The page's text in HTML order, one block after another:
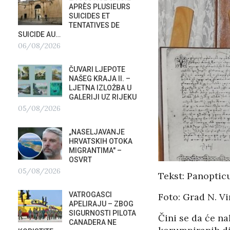
Tekst:
Foto: Grad N.
Čini se da će
APRÈS PLUSIEURS
SUICIDES ET
TENTATIVES DE
SUICIDE AU…
06/08/2026
ČUVARI LJEPOTE
NAŠEG KRAJA II. –
LJETNA IZLOŽBA U
GALERIJI UZ RIJEKU
05/08/2026
„NASELJAVANJE
HRVATSKIH OTOKA
MIGRANTIMA″ –
OSVRT
05/08/2026
VATROGASCI
APELIRAJU – ZBOG
SIGURNOSTI PILOTA
CANADERA NE
FESTIVALA
02/08/2026
SU
U
02/08/2026
02/
PLURALIZMA –…
01/08/2026